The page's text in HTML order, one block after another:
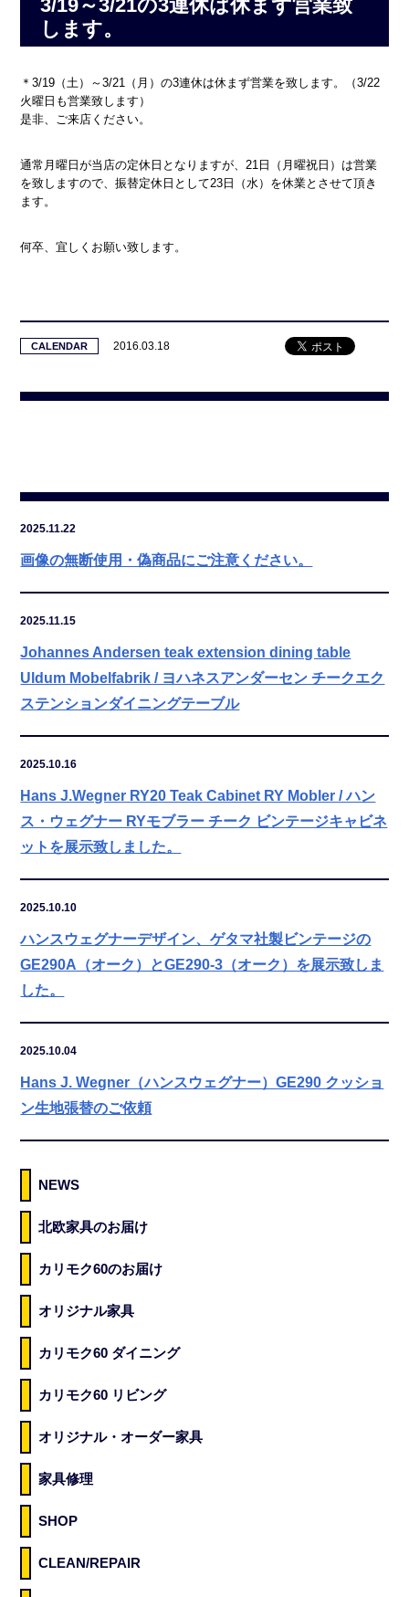
3/19～3/21の3連休は休まず営業致
します。
＊3/19（土）～3/21（月）の3連休は休まず営業を致します。（3/22
火曜日も営業致します）
是非、ご来店ください。
通常月曜日が当店の定休日となりますが、21日（月曜祝日）は営業
を致しますので、振替定休日として23日（水）を休業とさせて頂き
ます。
何卒、宜しくお願い致します。
CALENDAR 2016.03.18
2025.11.22
画像の無断使用・偽商品にご注意ください。
2025.11.15
Johannes Andersen teak extension dining table
Uldum Mobelfabrik / ヨハネスアンダーセン チークエク
ステンションダイニングテーブル
2025.10.16
Hans J.Wegner RY20 Teak Cabinet RY Mobler / ハン
ス・ウェグナー RYモブラー チーク ビンテージキャビネ
ットを展示致しました。
2025.10.10
ハンスウェグナーデザイン、ゲタマ社製ビンテージの
GE290A（オーク）とGE290-3（オーク）を展示致しま
した。
2025.10.04
Hans J. Wegner（ハンスウェグナー）GE290 クッショ
ン生地張替のご依頼
NEWS
北欧家具のお届け
カリモク60のお届け
オリジナル家具
カリモク60 ダイニング
カリモク60 リビング
オリジナル・オーダー家具
家具修理
SHOP
CLEAN/REPAIR